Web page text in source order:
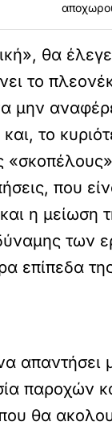
θα
το
μην
το
που
η μείωση
των
επίπεδα
απαντήσει
παροχών
θα